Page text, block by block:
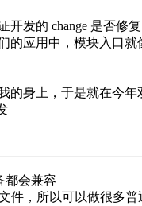
发的 change 是否
的应用中，模块入口
身上，于是就在今
都会兼容
件，所以可以做很多